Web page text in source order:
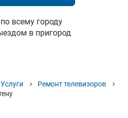
всему городу
в пригород
Услуги
Ремонт телевизоров